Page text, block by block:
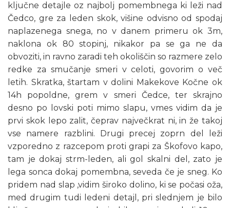
ključne detajle oz najbolj pomembnega ki leži nad
Čedco, gre za leden skok, višine odvisno od spodaj
naplazenega snega, no v danem primeru ok 3m,
naklona ok 80 stopinj, nikakor pa se ga ne da
obvoziti, in ravno zaradi teh okoliščin so razmere zelo
redke za smučanje smeri v celoti, govorim o več
letih. Skratka, štartam v dolini Makekove Kočne ok
14h popoldne, grem v smeri Čedce, ter skrajno
desno po lovski poti mimo slapu, vmes vidim da je
prvi skok lepo zalit, čeprav največkrat ni, in že takoj
vse namere razblini. Drugi precej zoprn del leži
vzporedno z razcepom proti grapi za Škofovo kapo,
tam je dokaj strm-leden, ali gol skalni del, zato je
lega sonca dokaj pomembna, seveda če je sneg. Ko
pridem nad slap ,vidim široko dolino, ki se počasi oža,
med drugim tudi ledeni detajl, pri slednjem je bilo